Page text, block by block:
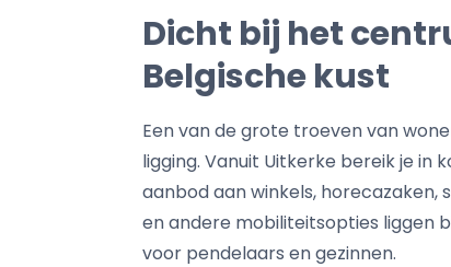
Dicht bij het
Belgische kust
Een van de grote troeven van
ligging. Vanuit Uitkerke bereik je in
aanbod aan winkels,
en andere mobiliteitsopties liggen
voor pendelaars en gezinnen.